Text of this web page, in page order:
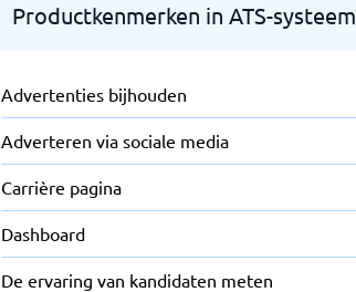
Productkenmerken in ATS-systeem
Advertenties bijhouden
Adverteren via sociale media
Carrière pagina
Dashboard
De ervaring van kandidaten meten